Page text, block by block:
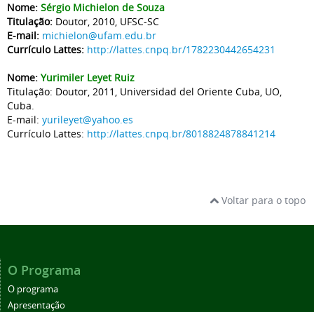
Nome: Sérgio Michielon de Souza
Titulação: Doutor, 2010, UFSC-SC
E-mail: michielon@ufam.edu.br
Currículo Lattes: http://lattes.cnpq.br/1782230442654231
Nome: Yurimiler Leyet Ruiz
Titulação: Doutor, 2011, Universidad del Oriente Cuba, UO,
Cuba.
E-mail: yurileyet@yahoo.es
Currículo Lattes: http://lattes.cnpq.br/8018824878841214
Voltar para o topo
O Programa
O programa
Apresentação